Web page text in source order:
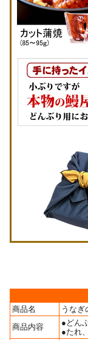
商品名
うなぎ
商品内容
●どん
●たれ